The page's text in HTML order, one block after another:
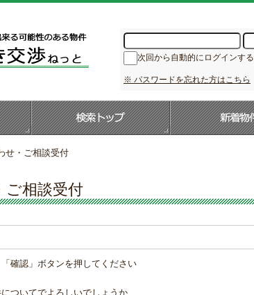
次回から自動的にログインする
※ パスワードを忘れた方はこちら
せ・ご相談受付
ご相談受付
確認」ボタンを押してください
ついてでよろしいでしょうか